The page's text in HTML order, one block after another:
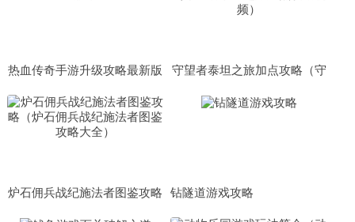
热血传奇手游升级攻略最新版
守望者泰坦之旅加点攻略（守
炉石佣兵战纪施法者图鉴攻略
钻隧道游戏攻略